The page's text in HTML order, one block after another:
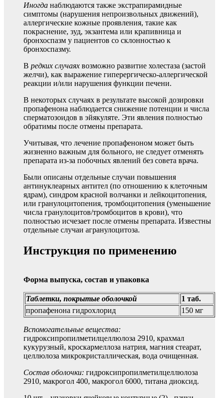
Иногда наблюдаются также экстрапирамидные
симптомы (нарушения непроизвольных движений),
аллергические кожные проявления, такие как
покраснение, зуд, экзантема или крапивница и
бронхоспазм у пациентов со склонностью к
бронхоспазму.
В редких случаях возможно развитие холестаза (застой
желчи), как выражение гиперергическо-аллергической
реакции и/или нарушения функции печени.
В некоторых случаях в результате высокой дозировки
пропафенона наблюдается снижение потенции и числа
сперматозоидов в эйякуляте. Эти явления полностью
обратимы после отмены препарата.
Учитывая, что лечение пропафеноном может быть
жизненно важным для больного, не следует отменять
препарата из-за побочных явлений без совета врача.
Были описаны отдельные случаи повышения
антинуклеарных антител (по отношению к клеточным
ядрам), синдром красной волчанки и лейкоцитопения,
или гранулоцитопения, тромбоцитопения (уменьшение
числа гранулоцитов/тромбоцитов в крови), что
полностью исчезает после отмены препарата. Известны
отдельные случаи агранулоцитоза.
Инструкция по применению
Форма выпуска, состав и упаковка
Таблетки, покрытые оболочкой
1 таб.
пропафенона гидрохлорид
150 мг
Вспомогательные вещества:
гидроксипропилметилцеллюлоза 2910, крахмал
кукурузный, кроскармеллоза натрия, магния стеарат,
целлюлоза микрокристаллическая, вода очищенная.
Состав оболочки: гидроксипропилметилцеллюлоза
2910, макрогол 400, макрогол 6000, титана диоксид.